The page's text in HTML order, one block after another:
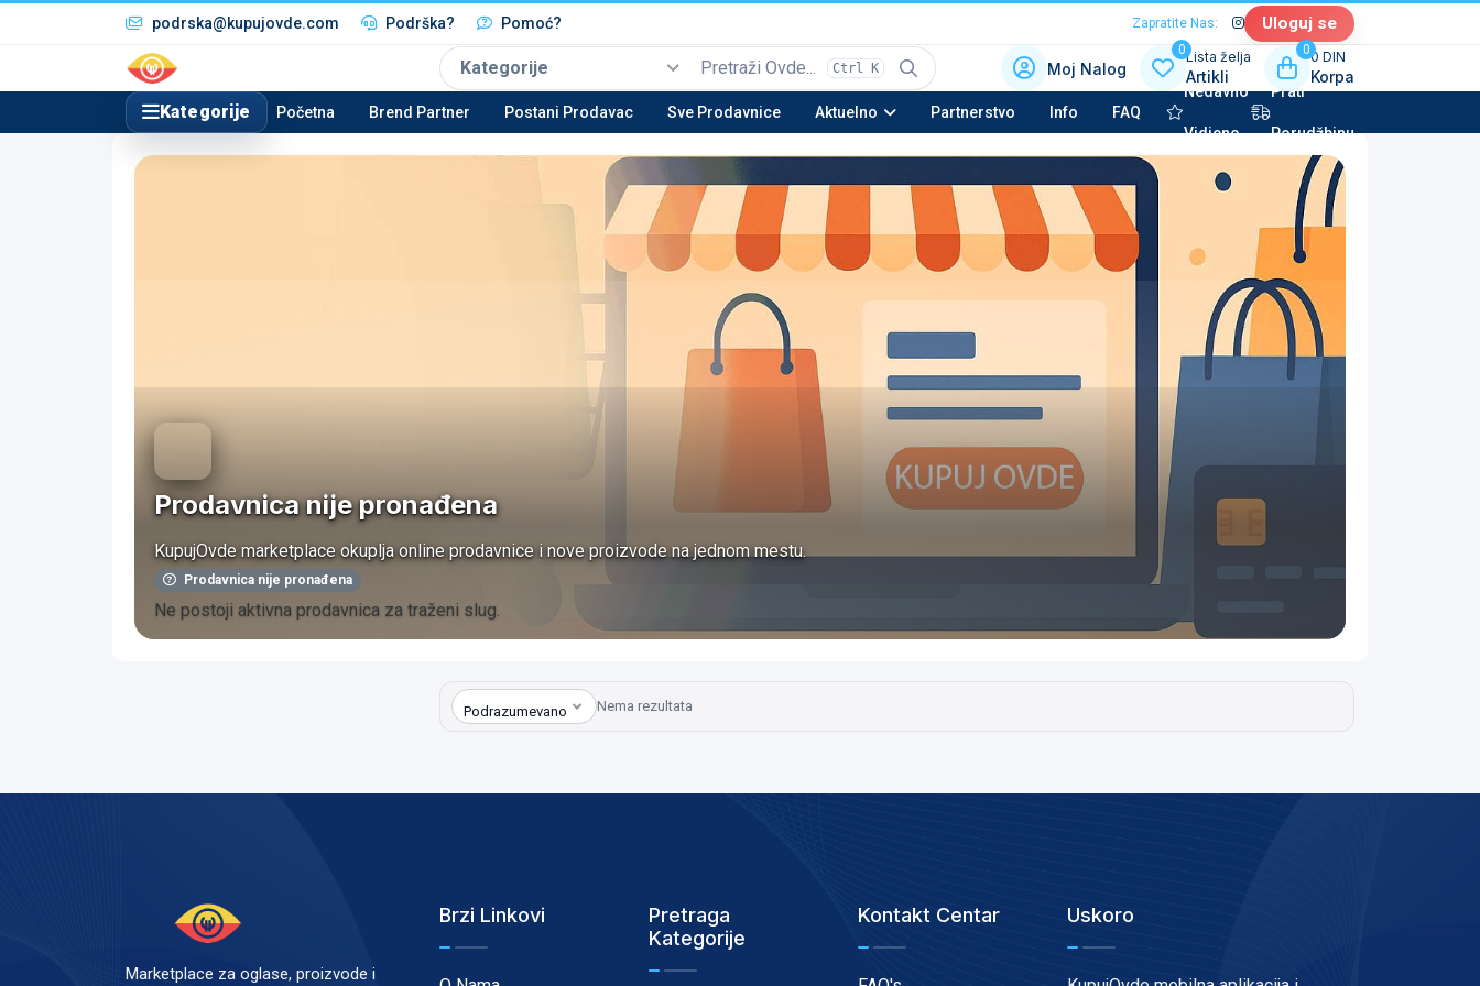
podrska@kupujovde.com Podrška? Pomoć? Zapratite Nas: Uloguj se
Kategorije
Top kategorije Izaberi kategoriju sa slikama
Automobili i Vozila
22 potkategorija
Tehnika
16 potkategorija
Nekretnine
13 potkategorija
Bela tehnika & Kućni aparati
23 potkategorija
Moda & Obuća
28 potkategorija
Auto kozmetika & Tehničke tečnosti
15 potkategorija
Ctrl K Moj Nalog
0Lista želja
Artikli
00 DIN
Korpa
Kategorije Početna Brend Partner Postani Prodavac Sve Prodavnice Aktuelno Partnerstvo Info FAQ
Nedavno
Vidjeno
Prati
Porudžbinu
Prodavnica nije pronađena
KupujOvde marketplace okuplja online prodavnice i nove proizvode na jednom mestu.
Prodavnica nije pronađena
Ne postoji aktivna prodavnica za traženi slug.
Podrazumevano Nema rezultata
Marketplace za oglase, proizvode i
Brzi Linkovi
Pretraga
Kategorije
Kontakt Centar Uskoro